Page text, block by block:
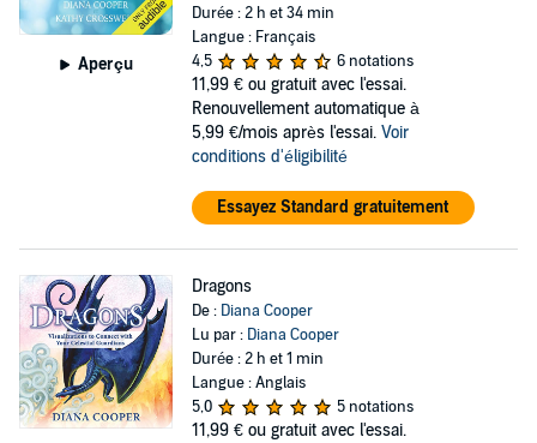
Aperçu
Durée : 2 h et 34 min
Langue : Français
4,5
6 notations
11,99 € ou gratuit avec l'essai.
Renouvellement automatique à
5,99 €/mois après l'essai. Voir
conditions d'éligibilité
Essayez Standard gratuitement
Dragons
De : Diana Cooper
Lu par : Diana Cooper
Durée : 2 h et 1 min
Langue : Anglais
5,0
5 notations
11,99 € ou gratuit avec l'essai.